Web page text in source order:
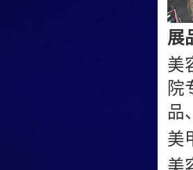
展
美
院
品
美
美